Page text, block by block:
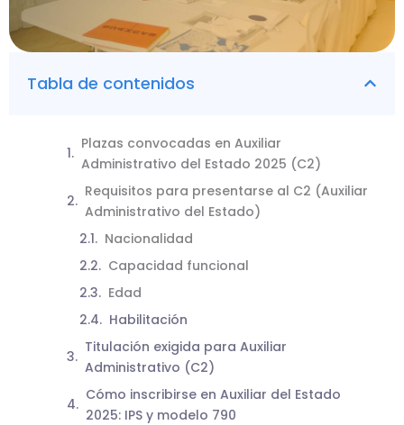
Tabla de contenidos
Plazas convocadas en Auxiliar
Administrativo del Estado 2025 (C2)
Requisitos para presentarse al C2 (Auxiliar
Administrativo del Estado)
Nacionalidad
Capacidad funcional
Edad
Habilitación
Titulación exigida para Auxiliar
Administrativo (C2)
Cómo inscribirse en Auxiliar del Estado
2025: IPS y modelo 790